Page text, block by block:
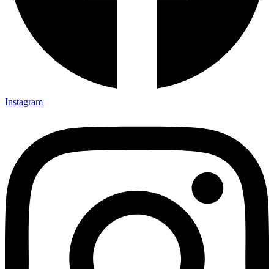
Instagram